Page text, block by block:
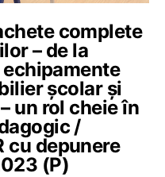
complete
– de la
școlar și
un rol cheie în
/
cu depunere
(P)